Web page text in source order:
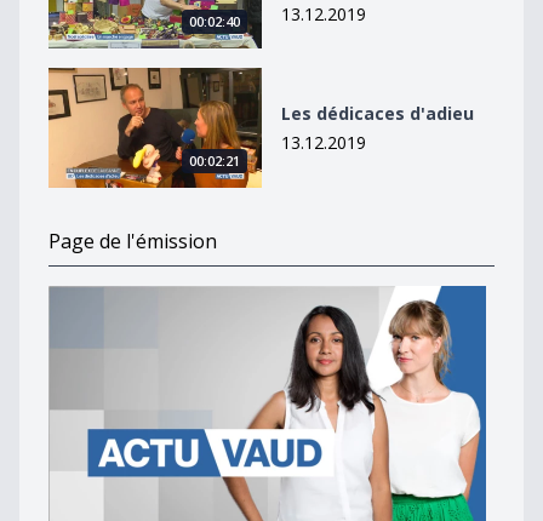
00:02:40
13.12.2019
Les dédicaces d&#039;adieu
00:02:21
Les dédicaces d'adieu
13.12.2019
Page de l'émission